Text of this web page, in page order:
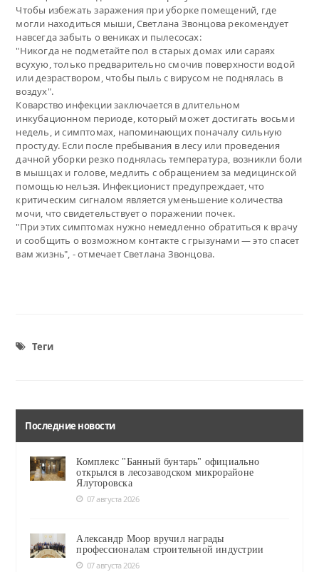
Чтобы избежать заражения при уборке помещений, где
могли находиться мыши, Светлана Звонцова рекомендует
навсегда забыть о вениках и пылесосах:
"Никогда не подметайте пол в старых домах или сараях
всухую, только предварительно смочив поверхности водой
или дезраствором, чтобы пыль с вирусом не поднялась в
воздух".
Коварство инфекции заключается в длительном
инкубационном периоде, который может достигать восьми
недель, и симптомах, напоминающих поначалу сильную
простуду. Если после пребывания в лесу или проведения
дачной уборки резко поднялась температура, возникли боли
в мышцах и голове, медлить с обращением за медицинской
помощью нельзя. Инфекционист предупреждает, что
критическим сигналом является уменьшение количества
мочи, что свидетельствует о поражении почек.
"При этих симптомах нужно немедленно обратиться к врачу
и сообщить о возможном контакте с грызунами — это спасет
вам жизнь", - отмечает Светлана Звонцова.
Теги
Последние новости
Комплекс "Банный бунтарь" официально
открылся в лесозаводском микрорайоне
Ялуторовска
07 августа 2026
Александр Моор вручил награды
профессионалам строительной индустрии
07 августа 2026